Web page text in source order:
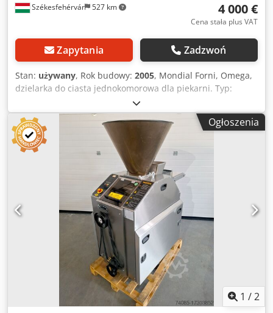
Székesfehérvár 527 km 4 000 €
Cena stała plus VAT
Zapytania Zadzwoń
Stan: używany, Rok budowy: 2005, Mondial Forni, Omega,
dzielarka do ciasta jednokomorowa dla piekarni. Typ:
Omega; zasilanie: 380 V; całkowite wymiary (dł.): 650 mm;
całkowite wymiary (szer.): 2250 mm; wys.: 2000 mm; masa:
650 kg. Opis: Wysokiej jakości maszyna do intensywnego
użytkowania. Cena nie obejmuje podatku ani kosztów
transportu. Csdpfxexuh Ico Ahborf
Ogłoszenia
1 /2